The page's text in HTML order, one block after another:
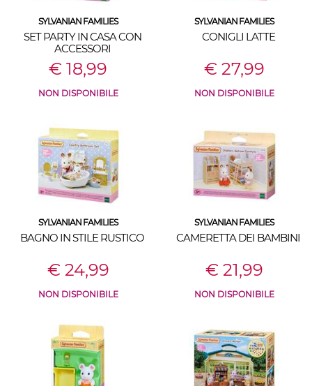
SYLVANIAN FAMILIES
SET PARTY IN CASA CON
ACCESSORI
€ 18,99
NON DISPONIBILE
SYLVANIAN FAMILIES
CONIGLI LATTE
€ 27,99
NON DISPONIBILE
SYLVANIAN FAMILIES
BAGNO IN STILE RUSTICO
€ 24,99
NON DISPONIBILE
SYLVANIAN FAMILIES
CAMERETTA DEI BAMBINI
€ 21,99
NON DISPONIBILE